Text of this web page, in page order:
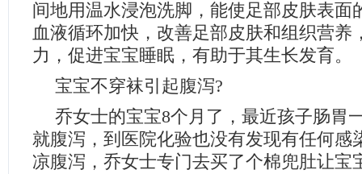
间地用温水浸泡洗脚，能使足部皮肤表面
血液循环加快，改善足部皮肤和组织营养
力，促进宝宝睡眠，有助于其生长发育。
宝宝不穿袜引起腹泻?
乔女士的宝宝8个月了，最近孩子肠胃
就腹泻，到医院化验也没有发现有任何感
凉腹泻，乔女士专门去买了个棉兜肚让宝